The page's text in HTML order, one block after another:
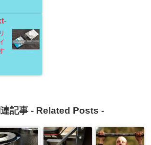
-
記事 - Related Posts -